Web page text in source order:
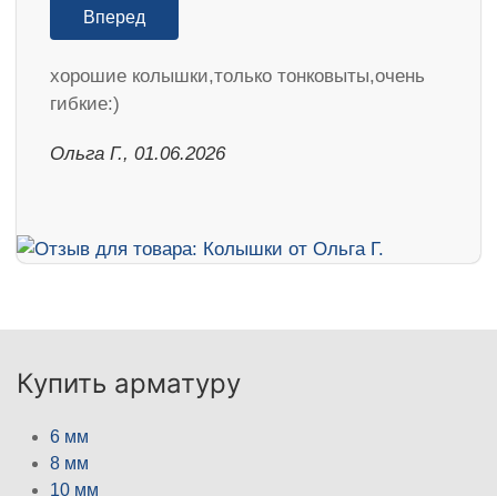
Вперед
хорошие колышки,только тонковыты,очень
гибкие:)
Ольга Г., 01.06.2026
Купить арматуру
6 мм
8 мм
10 мм